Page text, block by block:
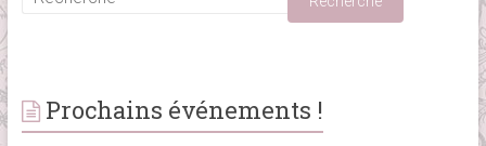
Prochains événements !